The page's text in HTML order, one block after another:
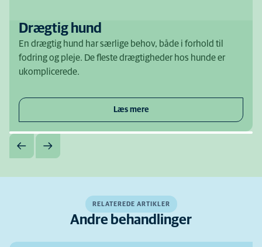
Drægtig hund
En drægtig hund har særlige behov, både i forhold til
fodring og pleje. De fleste drægtigheder hos hunde er
ukomplicerede.
Læs mere
RELATEREDE ARTIKLER
Andre behandlinger